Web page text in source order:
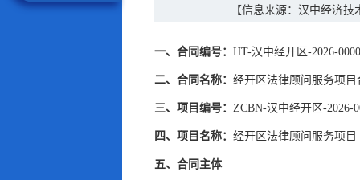
【信息来源：汉中经济
一、合同编号： HT-汉中经开区-2026-
二、合同名称： 经开区法律顾问服务项目
三、项目编号： ZCBN-汉中经开区-2026-
四、项目名称： 经开区法律顾问服务项目
五、合同主体